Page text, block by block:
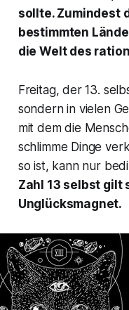
sollte. Zumindest
bestimmten
die Welt des
Freitag, der 13.
sondern in vielen
mit dem die
schlimme Dinge
so ist, kann nur
Zahl 13 selbst gilt
Unglücksmagnet.